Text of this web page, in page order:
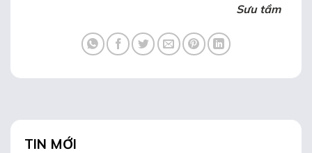
Sưu tầm
TIN MỚI